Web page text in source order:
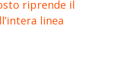
riprende il
linea